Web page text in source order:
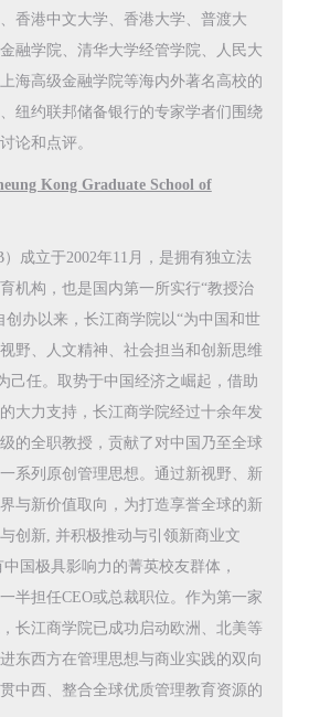
香港中文大学、香港大学、普渡大
融学院、清华大学经管学院、人民大
海高级金融学院等海内外著名高校的
纽约联邦储备银行的专家学者们围绕
论和点评。
Kong Graduate School of
成立于2002年11月，是拥有独立法
机构，也是国内第一所实行“教授治
创办以来，长江商学院以“为中国和世
野、人文精神、社会担当和创新思维
己任。取势于中国经济之崛起，借助
大力支持，长江商学院经过十余年发
的全职教授，贡献了对中国乃至全球
系列原创管理思想。通过新视野、新
与新价值取向，为打造享誉全球的新
创新, 并积极推动与引领新商业文
国极具影响力的菁英校友群体，
半担任CEO或总裁职位。作为第一家
长江商学院已成功启动欧洲、北美等
东西方在管理思想与商业实践的双向
中西、整合全球优质管理教育资源的